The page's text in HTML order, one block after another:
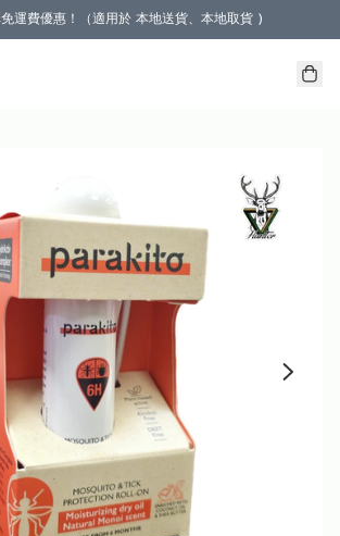
運費優惠！（適用於 本地送貨、本地取貨 )